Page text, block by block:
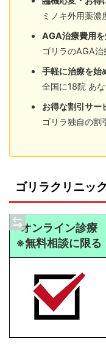
ミノキ外用薬濃
AGA治療費用
ゴリラのAGA
手軽に治療を始
全国に18院 あ
お得な割引サー
ゴリラ独自の割
ゴリラクリニッ
オンライン診療
※無料相談に限る